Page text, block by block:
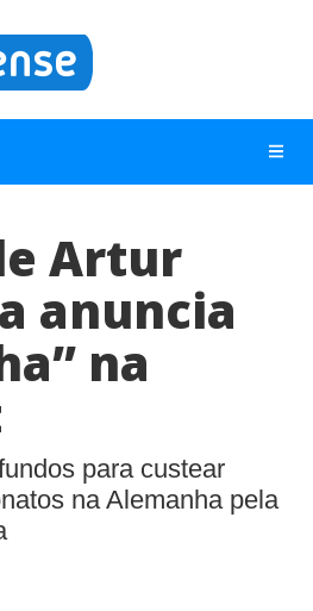
Artur
anuncia
na
para custear
na Alemanha pela